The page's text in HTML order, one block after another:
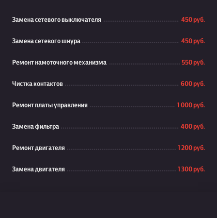
Замена сетевого выключателя 450 руб.
Замена сетевого шнура 450 руб.
Ремонт намоточного механизма 550 руб.
Чистка контактов 600 руб.
Ремонт платы управления 1 000 руб.
Замена фильтра 400 руб.
Ремонт двигателя 1 200 руб.
Замена двигателя 1 300 руб.